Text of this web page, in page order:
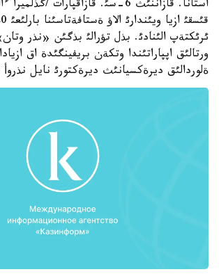
ئرئكتةپ الئنادئ. بذل تؤرالئ بذگئن «نذر
ورتالئق اپپاراتئندا وتكةن بريفينگئدة اق
ةلوردالئق ديرةكسيانئث ديرةكتورئ نايل نذروأ